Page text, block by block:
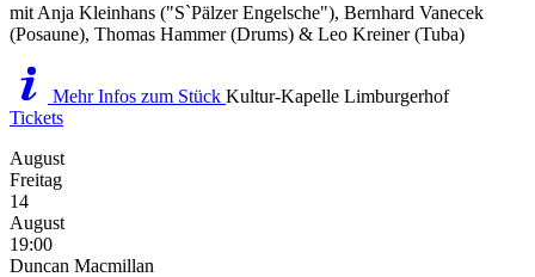
mit Anja Kleinhans ("S`Pälzer Engelsche"), Bernhard Vanecek
(Posaune), Thomas Hammer (Drums) & Leo Kreiner (Tuba)
Mehr Infos zum Stück Kultur-Kapelle Limburgerhof
Tickets
August
Freitag
14
August
19:00
Duncan Macmillan